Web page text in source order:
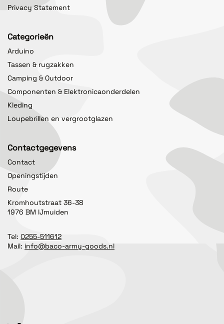
Privacy Statement
Categorieën
Arduino
Tassen & rugzakken
Camping & Outdoor
Componenten & Elektronicaonderdelen
Kleding
Loupebrillen en vergrootglazen
Contactgegevens
Contact
Openingstijden
Route
Kromhoutstraat 36-38
1976 BM IJmuiden
Tel: 0255-511612
Mail: info@baco-army-goods.nl